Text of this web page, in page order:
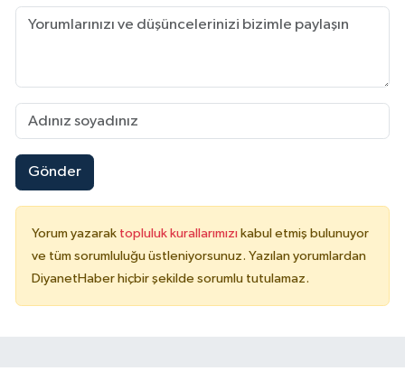
Gönder
Yorum yazarak topluluk kurallarımızı kabul etmiş bulunuyor
ve tüm sorumluluğu üstleniyorsunuz. Yazılan yorumlardan
DiyanetHaber hiçbir şekilde sorumlu tutulamaz.